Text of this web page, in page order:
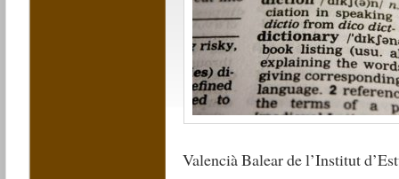
Valencià Balear de l’Institut